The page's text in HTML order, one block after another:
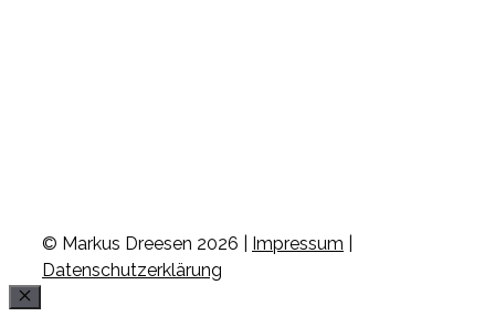
© Markus Dreesen 2026 | Impressum
Datenschutzerklärung
Schließen